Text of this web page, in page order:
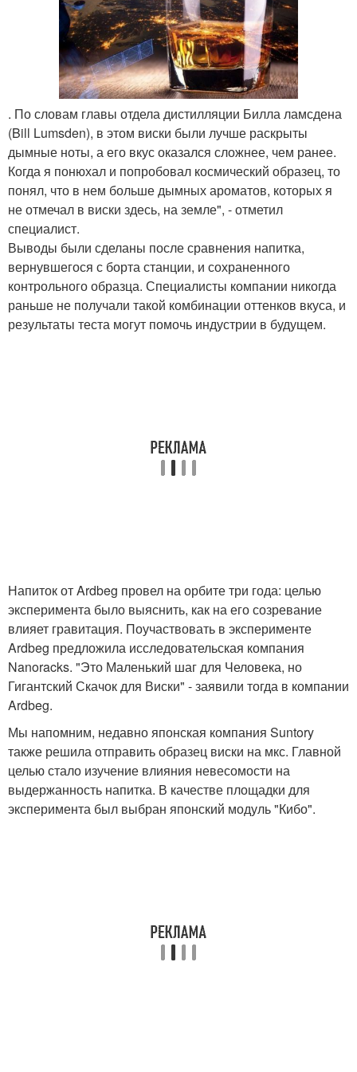
. По словам главы отдела дистилляции Билла ламсдена
(Bill Lumsden), в этом виски были лучше раскрыты
дымные ноты, а его вкус оказался сложнее, чем ранее.
Когда я понюхал и попробовал космический образец, то
понял, что в нем больше дымных ароматов, которых я
не отмечал в виски здесь, на земле", - отметил
специалист.
Выводы были сделаны после сравнения напитка,
вернувшегося с борта станции, и сохраненного
контрольного образца. Специалисты компании никогда
раньше не получали такой комбинации оттенков вкуса, и
результаты теста могут помочь индустрии в будущем.
Напиток от Ardbeg провел на орбите три года: целью
эксперимента было выяснить, как на его созревание
влияет гравитация. Поучаствовать в эксперименте
Ardbeg предложила исследовательская компания
Nanoracks. "Это Маленький шаг для Человека, но
Гигантский Скачок для Виски" - заявили тогда в компании
Ardbeg.
Мы напомним, недавно японская компания Suntory
также решила отправить образец виски на мкс. Главной
целью стало изучение влияния невесомости на
выдержанность напитка. В качестве площадки для
эксперимента был выбран японский модуль "Кибо".